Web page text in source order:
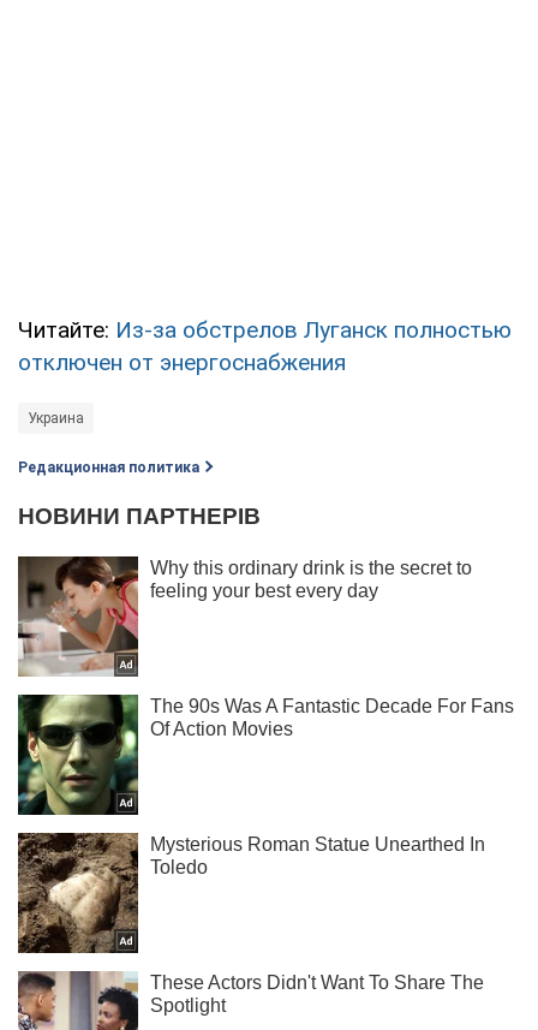
Читайте: Из-за обстрелов Луганск полностью
отключен от энергоснабжения
Украина
Редакционная политика